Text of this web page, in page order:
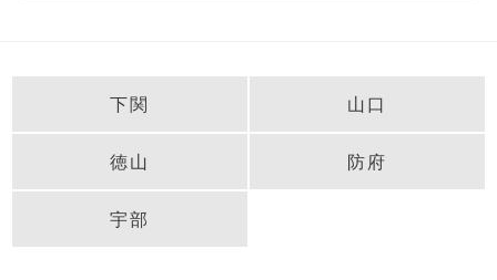
下関 山口
徳山 防府
宇部